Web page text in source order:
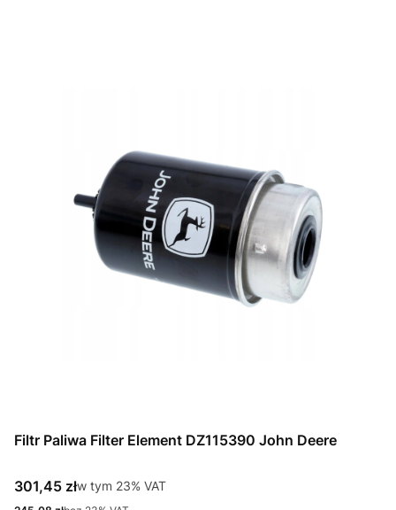
Filtr Paliwa Filter Element DZ115390 John Deere
Cena brutto
301,45 złw tym %s VAT
w tym 23% VAT